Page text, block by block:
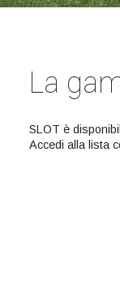
La
SLOT è
Accedi alla lista